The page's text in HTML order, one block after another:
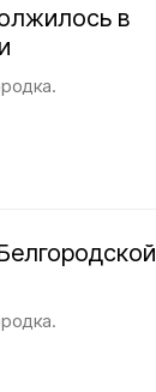
в